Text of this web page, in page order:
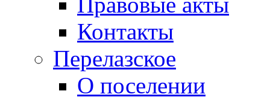
Контакты
Перелазское
О поселении